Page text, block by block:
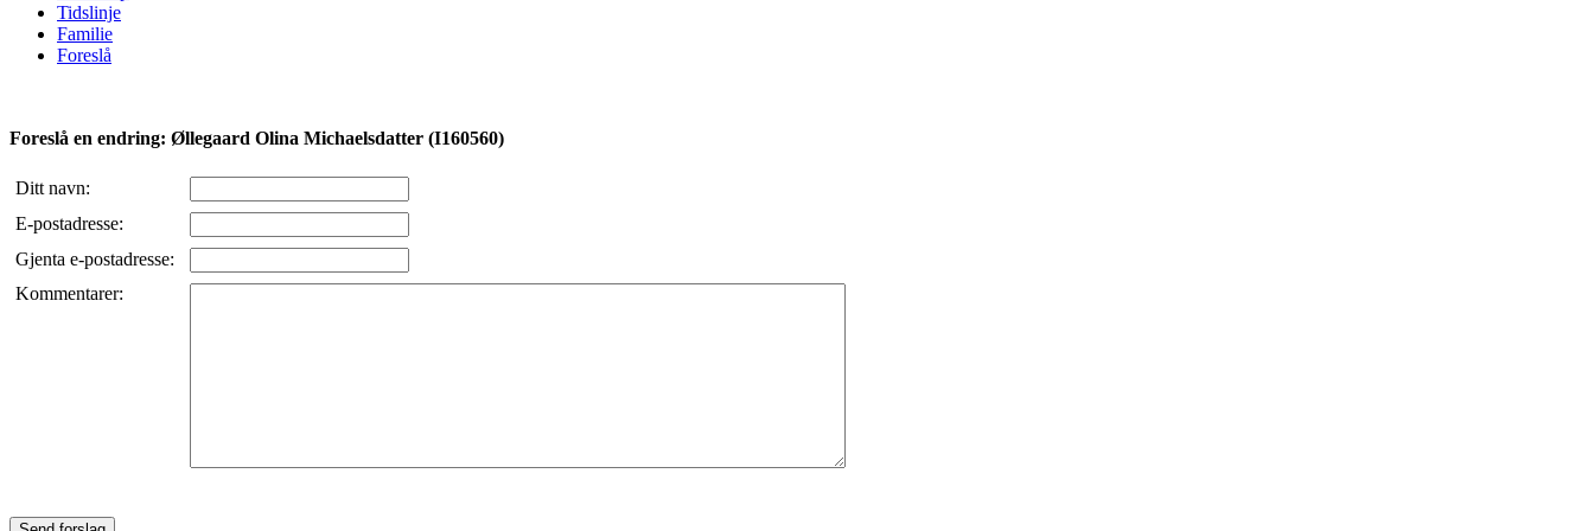
Tidslinje
Familie
Foreslå
Foreslå en endring: Øllegaard Olina Michaelsdatter (I160560)
Ditt navn:
E-postadresse:
Gjenta e-postadresse:
Kommentarer: